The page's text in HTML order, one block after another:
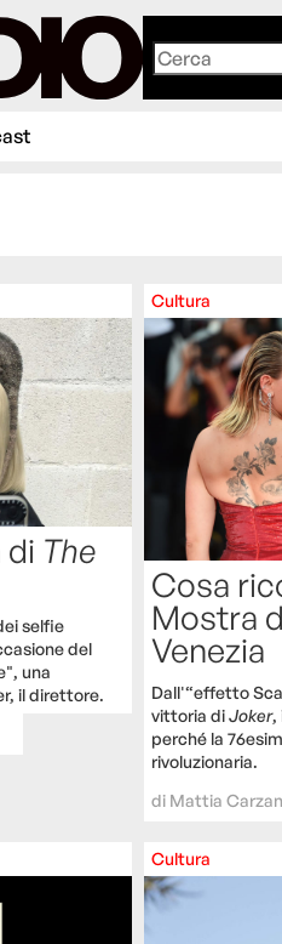
di The
selfie
del
una
il direttore.
Cultura
Cosa
Mostra
Venezia
Dall'“effetto
vittoria diJoker,
perché la
rivoluzionaria.
di Mattia
Cultura